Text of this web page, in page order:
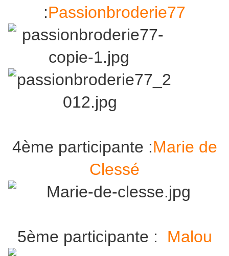
:Passionbroderie77
4ème participante :Marie de
Clessé
5ème participante :
Malou